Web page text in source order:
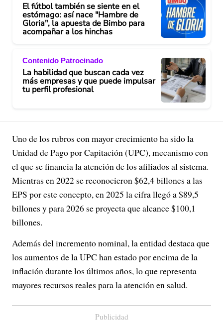
El fútbol también se siente en el
estómago: así nace "Hambre de
Gloria", la apuesta de Bimbo para
acompañar a los hinchas
Contenido Patrocinado
La habilidad que buscan cada vez
más empresas y que puede impulsar
tu perfil profesional
Uno de los rubros con mayor crecimiento ha sido la
Unidad de Pago por Capitación (UPC), mecanismo con
el que se financia la atención de los afiliados al sistema.
Mientras en 2022 se reconocieron $62,4 billones a las
EPS por este concepto, en 2025 la cifra llegó a $89,5
billones y para 2026 se proyecta que alcance $100,1
billones.
Además del incremento nominal, la entidad destaca que
los aumentos de la UPC han estado por encima de la
inflación durante los últimos años, lo que representa
mayores recursos reales para la atención en salud.
Publicidad